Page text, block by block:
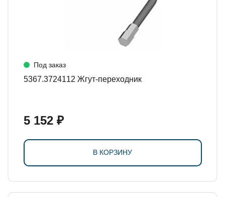
Под заказ
5367.3724112 Жгут-переходник
5 152 ₽
В КОРЗИНУ